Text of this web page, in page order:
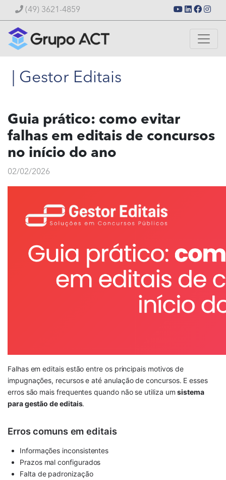
(49) 3621-4859
| Gestor Editais
Guia prático: como evitar
falhas em editais de concursos
no início do ano
02/02/2026
Falhas em editais estão entre os principais motivos de
impugnações, recursos e até anulação de concursos. E esses
erros são mais frequentes quando não se utiliza umsistema
para gestão de editais.
Erros comuns em editais
Informações inconsistentes
Prazos mal configurados
Falta de padronização